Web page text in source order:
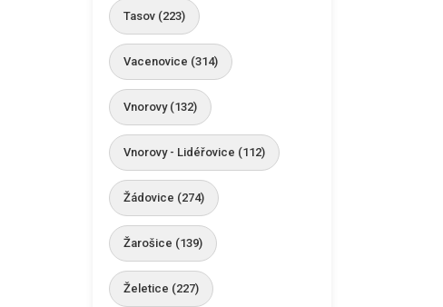
Tasov (223)
Vacenovice (314)
Vnorovy (132)
Vnorovy - Lidéřovice (112)
Žádovice (274)
Žarošice (139)
Želetice (227)